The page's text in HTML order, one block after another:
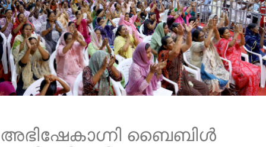
അഭിഷേകാഗ്നി ബൈബിൾ